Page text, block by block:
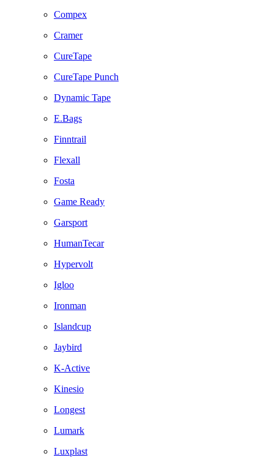
Compex
Cramer
CureTape
CureTape Punch
Dynamic Tape
E.Bags
Finntrail
Flexall
Fosta
Game Ready
Garsport
HumanTecar
Hypervolt
Igloo
Ironman
Islandcup
Jaybird
K-Active
Kinesio
Longest
Lumark
Luxplast